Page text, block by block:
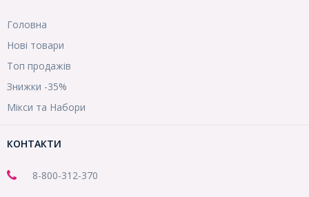
Головна
Нові товари
Топ продажів
Знижки -35%
Мікси та Набори
КОНТАКТИ
8-800-312-370